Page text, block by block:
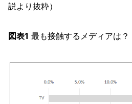
説より抜粋）
図表1 最も接触するメディアは？